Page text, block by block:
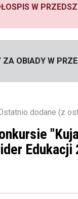
W
ZA OBIADY W
dodane (z
Edukacji